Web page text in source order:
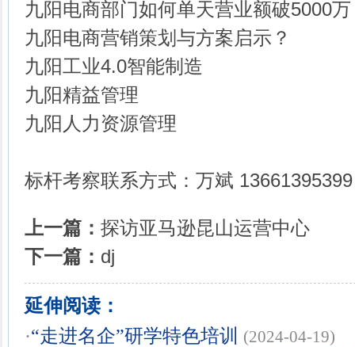
九阳电商部门如何单天营业额破5000
九阳电商营销策划与方案启示？
九阳工业4.0智能制造
九阳精益管理
九阳人力资源管理
标杆考察联系方式：万斌
上一篇： 探访亚马逊昆山运营中心
下一篇： dj
延伸阅读：
·“走进名企”研学特色培训 (2024-04-19)